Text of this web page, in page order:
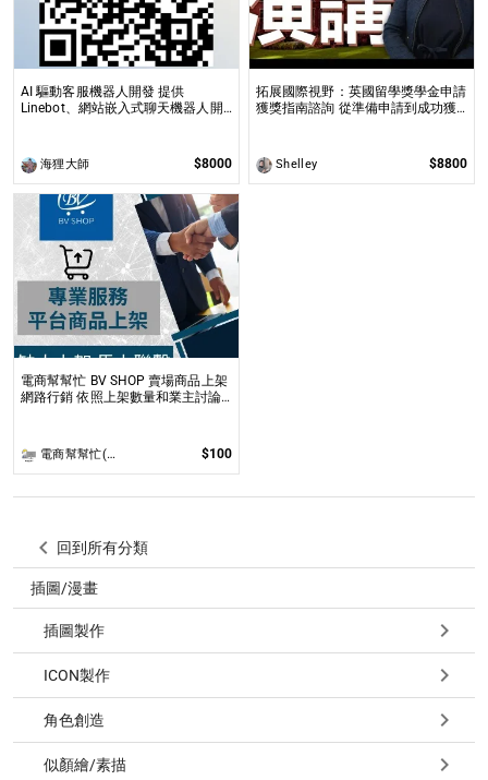
AI 驅動客服機器人開發 提供
Linebot、網站嵌入式聊天機器人開
海狸大師 $8000
拓展國際視野：英國留學獎學金申請
獲獎指南諮詢 從準備申請到成功獲
Shelley $8800
電商幫幫忙 BV SHOP 賣場商品上架
網路行銷 依照上架數量和業主討論
電商幫幫忙(電商平台代營運/電商上架/運營策略/網路行銷) $100
回到所有分類
插圖/漫畫
插圖製作
ICON製作
角色創造
似顏繪/素描